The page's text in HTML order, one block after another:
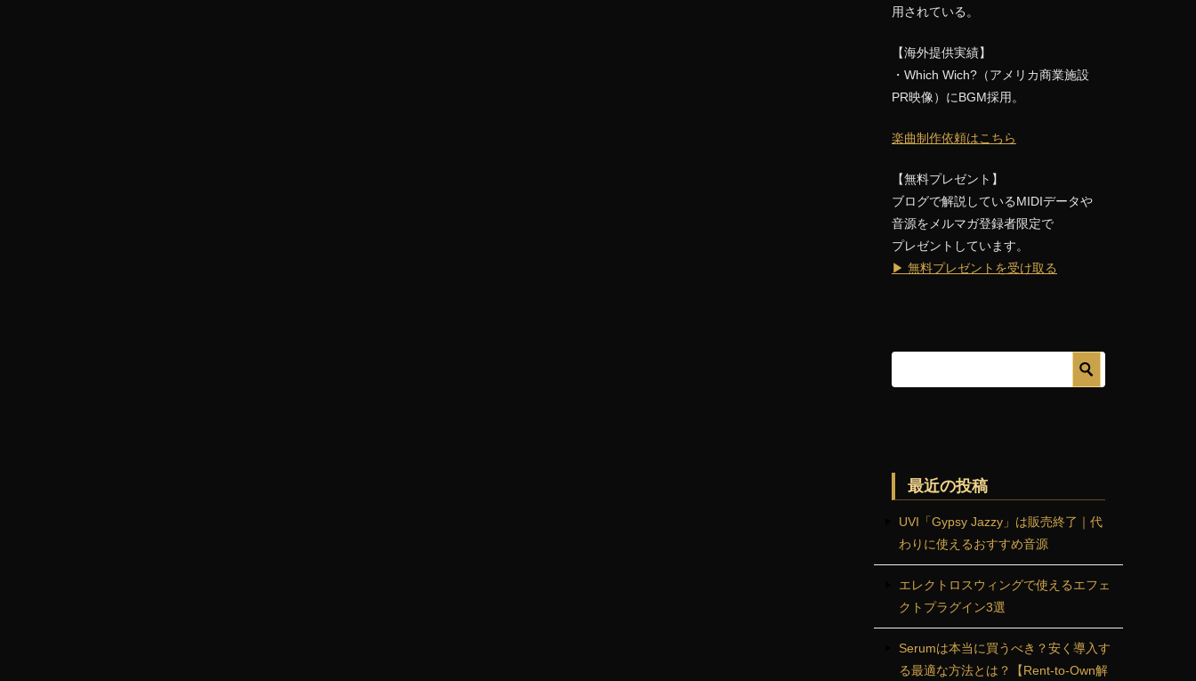
用されている。
【海外提供実績】
・Which Wich?（アメリカ商業施設
PR映像）にBGM採用。
楽曲制作依頼はこちら
【無料プレゼント】
ブログで解説しているMIDIデータや
音源をメルマガ登録者限定で
プレゼントしています。
▶ 無料プレゼントを受け取る
最近の投稿
UVI「Gypsy Jazzy」は販売終了｜代
わりに使えるおすすめ音源
エレクトロスウィングで使えるエフェ
クトプラグイン3選
Serumは本当に買うべき？安く導入す
る最適な方法とは？【Rent-to-Own解